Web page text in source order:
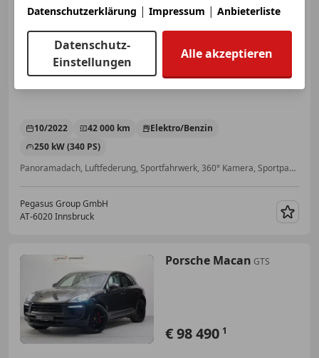
10/2022 42 000 km
Elektro/Benzin
250 kW (340 PS)
Panoramadach, Luftfederung, Sportfahrwerk, 360° Kamera, Sportpaket, Elektrische Sitze
Pegasus Group GmbH
AT-6020 Innsbruck
Porsche Macan GTS
€ 98 490 1
Datenschutzerklärung | Impressum | Anbieterliste
Datenschutz-
Einstellungen
Alle akzeptieren